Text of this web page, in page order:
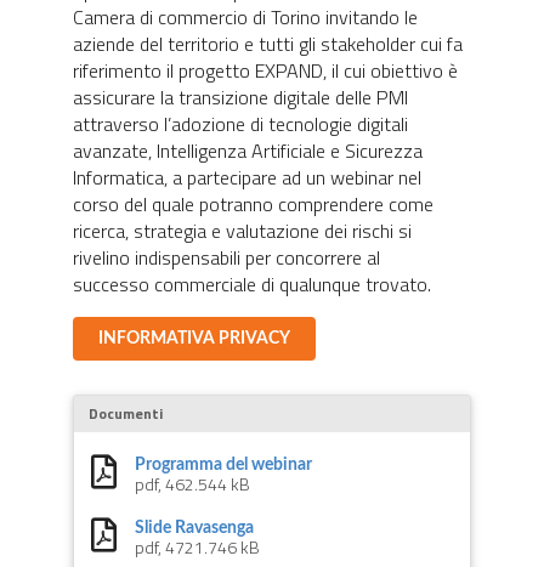
Camera di commercio di Torino invitando le
aziende del territorio e tutti gli stakeholder cui fa
riferimento il progetto EXPAND, il cui obiettivo è
assicurare la transizione digitale delle PMI
attraverso l’adozione di tecnologie digitali
avanzate, Intelligenza Artificiale e Sicurezza
Informatica, a partecipare ad un webinar nel
corso del quale potranno comprendere come
ricerca, strategia e valutazione dei rischi si
rivelino indispensabili per concorrere al
successo commerciale di qualunque trovato.
INFORMATIVA PRIVACY
Documenti
Programma del webinar
pdf, 462.544 kB
Slide Ravasenga
pdf, 4721.746 kB